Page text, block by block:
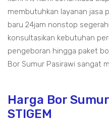
membutuhkan layanan jasa
baru 24jam nonstop
konsultasikan kebutuhan
pengeboran hingga paket
Bor Sumur Pasirawi sangat
Harga Bor
STIGEM